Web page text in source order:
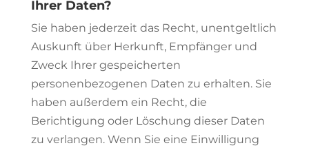
Ihrer Daten?
Sie haben jederzeit das Recht, unentgeltlich
Auskunft über Herkunft, Empfänger und
Zweck Ihrer gespeicherten
personenbezogenen Daten zu erhalten. Sie
haben außerdem ein Recht, die
Berichtigung oder Löschung dieser Daten
zu verlangen. Wenn Sie eine Einwilligung